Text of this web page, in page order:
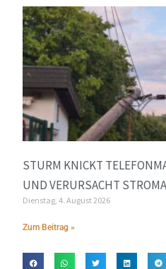
STURM KNICKT
UND VERURSACHT
Dienstag, 4. August 2026
Zum Beitrag »